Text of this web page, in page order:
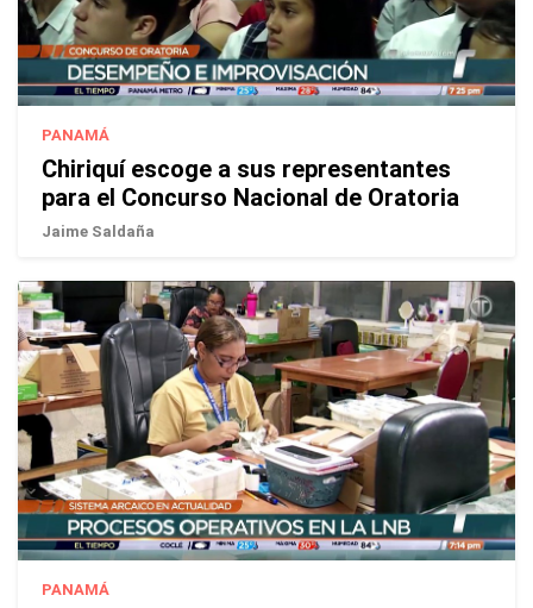
PANAMÁ
Chiriquí escoge a sus representantes
para el Concurso Nacional de Oratoria
Jaime Saldaña
PANAMÁ